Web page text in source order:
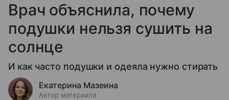
Врач объяснила, почему
подушки нельзя сушить на
солнце
И как часто подушки и одеяла нужно стирать
Екатерина Мазеина
Автор материала